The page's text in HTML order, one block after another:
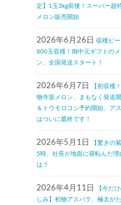
定】1玉3kg前後！スーパー超
メロン販売開始
2026年6月26日 収穫ピ
800玉収穫！御中元ギフトのメ
ン、全国発送スタート！
2026年6月7日
【初収穫
物寺坂メロン、まもなく発送開
＆トウモロコシ予約開始、ア
はついに最終です！
2026年5月1日
【驚きの
5時、社長が地面に寝転んだ理
は？
2026年4月11日
【今だ
しみ】初物アスパラ、極太が